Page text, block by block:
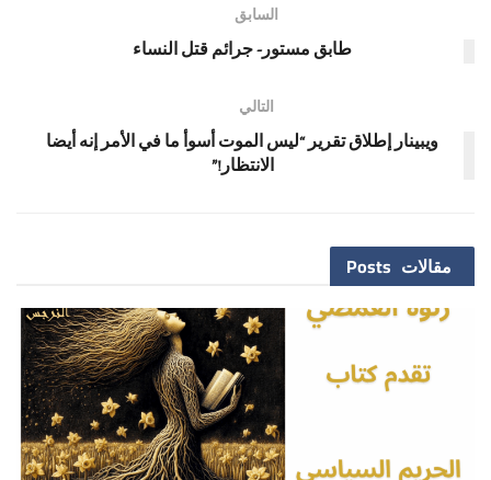
السابق
طابق مستور- جرائم قتل النساء
التالي
ويبينار إطلاق تقرير “ليس الموت أسوأ ما في الأمر إنه أيضا
الانتظار!”
مقالات